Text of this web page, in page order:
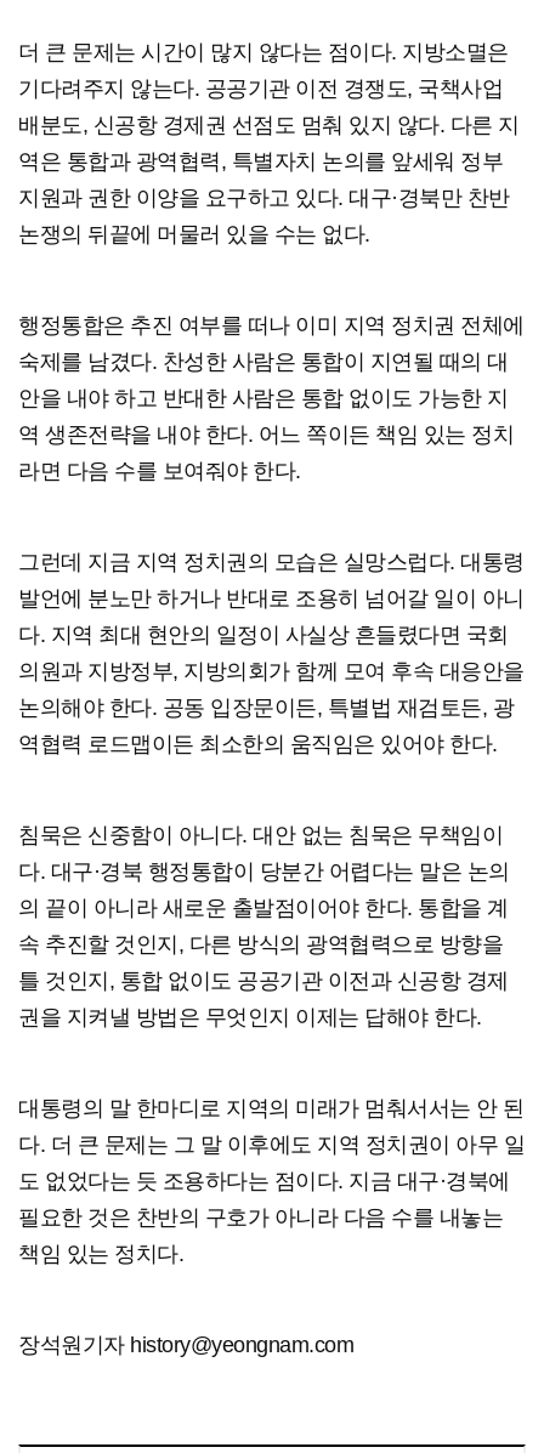
더 큰 문제는 시간이 많지 않다는 점이다. 지방소멸은
기다려주지 않는다. 공공기관 이전 경쟁도, 국책사업
배분도, 신공항 경제권 선점도 멈춰 있지 않다. 다른 지
역은 통합과 광역협력, 특별자치 논의를 앞세워 정부
지원과 권한 이양을 요구하고 있다. 대구·경북만 찬반
논쟁의 뒤끝에 머물러 있을 수는 없다.
행정통합은 추진 여부를 떠나 이미 지역 정치권 전체에
숙제를 남겼다. 찬성한 사람은 통합이 지연될 때의 대
안을 내야 하고 반대한 사람은 통합 없이도 가능한 지
역 생존전략을 내야 한다. 어느 쪽이든 책임 있는 정치
라면 다음 수를 보여줘야 한다.
그런데 지금 지역 정치권의 모습은 실망스럽다. 대통령
발언에 분노만 하거나 반대로 조용히 넘어갈 일이 아니
다. 지역 최대 현안의 일정이 사실상 흔들렸다면 국회
의원과 지방정부, 지방의회가 함께 모여 후속 대응안을
논의해야 한다. 공동 입장문이든, 특별법 재검토든, 광
역협력 로드맵이든 최소한의 움직임은 있어야 한다.
침묵은 신중함이 아니다. 대안 없는 침묵은 무책임이
다. 대구·경북 행정통합이 당분간 어렵다는 말은 논의
의 끝이 아니라 새로운 출발점이어야 한다. 통합을 계
속 추진할 것인지, 다른 방식의 광역협력으로 방향을
틀 것인지, 통합 없이도 공공기관 이전과 신공항 경제
권을 지켜낼 방법은 무엇인지 이제는 답해야 한다.
대통령의 말 한마디로 지역의 미래가 멈춰서서는 안 된
다. 더 큰 문제는 그 말 이후에도 지역 정치권이 아무 일
도 없었다는 듯 조용하다는 점이다. 지금 대구·경북에
필요한 것은 찬반의 구호가 아니라 다음 수를 내놓는
책임 있는 정치다.
장석원기자 history@yeongnam.com